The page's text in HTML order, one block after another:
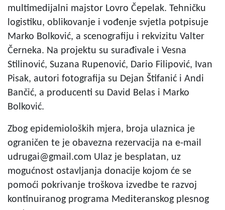
multimedijalni majstor Lovro Čepelak. Tehničku
logistiku, oblikovanje i vođenje svjetla potpisuje
Marko Bolković, a scenografiju i rekvizitu Valter
Černeka. Na projektu su surađivale i Vesna
Stilinović, Suzana Rupenović, Dario Filipović, Ivan
Pisak, autori fotografija su Dejan Štifanić i Andi
Bančić, a producenti su David Belas i Marko
Bolković.
Zbog epidemioloških mjera, broja ulaznica je
ograničen te je obavezna rezervacija na e-mail
udrugai@gmail.com Ulaz je besplatan, uz
mogućnost ostavljanja donacije kojom će se
pomoći pokrivanje troškova izvedbe te razvoj
kontinuiranog programa Mediteranskog plesnog